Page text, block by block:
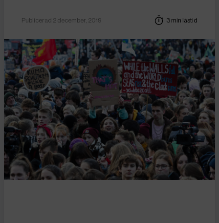
Publicerad 2 december, 2019 3 min lästid